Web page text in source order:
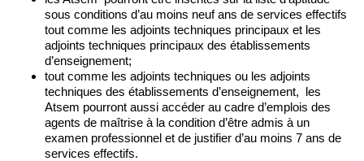
sous conditions d’au moins neuf ans de services effectifs
tout comme les adjoints techniques principaux et les
adjoints techniques principaux des établissements
d’enseignement;
tout comme les adjoints techniques ou les adjoints
techniques des établissements d’enseignement, les
Atsem pourront aussi accéder au cadre d’emplois des
agents de maîtrise à la condition d’être admis à un
examen professionnel et de justifier d’au moins 7 ans de
services effectifs.